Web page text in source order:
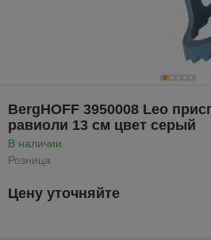
BergHOFF 3950008 Leo
равиоли 13 см цвет серый
В наличии
Розница
Цену уточняйте